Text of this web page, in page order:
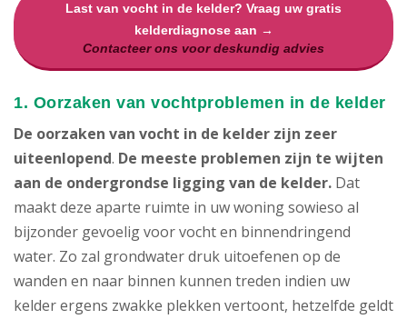
Last van vocht in de kelder? Vraag uw gratis
kelderdiagnose aan →
Contacteer ons voor deskundig advies
1. Oorzaken van vochtproblemen in de kelder
De oorzaken van vocht in de kelder zijn zeer
uiteenlopend. De meeste problemen zijn te wijten
aan de ondergrondse ligging van de kelder. Dat
maakt deze aparte ruimte in uw woning sowieso al
bijzonder gevoelig voor vocht en binnendringend
water. Zo zal grondwater druk uitoefenen op de
wanden en naar binnen kunnen treden indien uw
kelder ergens zwakke plekken vertoont, hetzelfde geldt